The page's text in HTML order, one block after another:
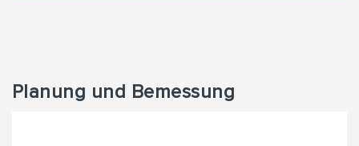
Planung und Bemessung